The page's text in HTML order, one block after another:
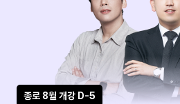
종로 8월 개강 D-5
편입 최초
온라인 모의고사 트레이닝!
2027 브라운
대학별 기출 캠프
사전예약 최대혜택
8/11(화) 까지만